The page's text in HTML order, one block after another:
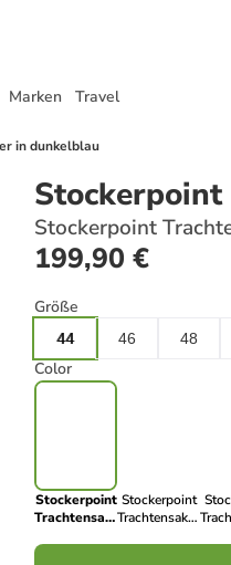
Marken Travel
in dunkelblau
Stockerpoint
Stockerpoint
199,90 €
Größe
44 46 48
Color
Stockerpoint
Trachtensakko
Stockerpoint
Trachtensakko